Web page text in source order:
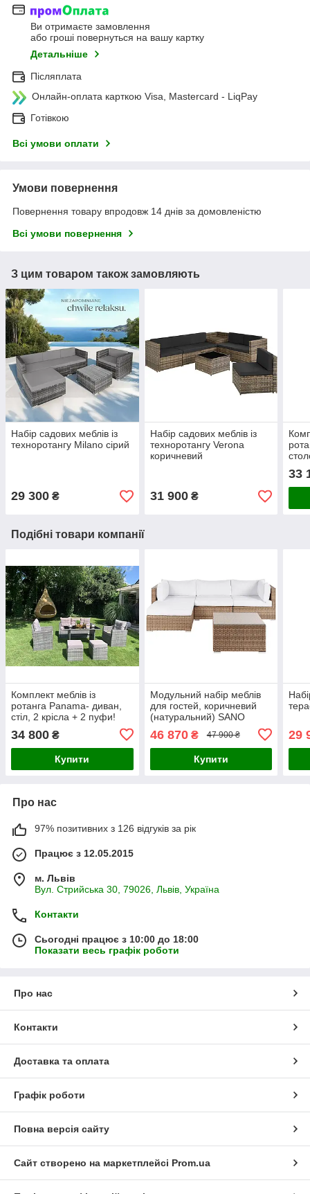
Ви отримаєте замовлення
або гроші повернуться на вашу картку
Детальніше
Післяплата
Онлайн-оплата карткою Visa, Mastercard - LiqPay
Готівкою
Всі умови оплати
Умови повернення
Повернення товару впродовж 14 днів за домовленістю
Всі умови повернення
З цим товаром також замовляють
Набір садових меблів із
техноротангу Milano сірий
29 300 ₴
Набір садових меблів із
техноротангу Verona
коричневий
31 900₴
33
Подібні товари компанії
Комплект меблів із
ротанга Panama- диван,
стіл, 2 крісла + 2 пуфи!
34 800 ₴
Купити
Модульний набір меблів
для гостей, коричневий
(натуральний) SANO
46 870₴ 47 900 ₴
Купити
29
Про нас
97% позитивних з 126 відгуків за рік
Працює з 12.05.2015
м. Львів
Вул. Стрийська 30, 79026, Львів, Україна
Контакти
Сьогодні працює з 10:00 до 18:00
Показати весь графік роботи
Про нас
Контакти
Доставка та оплата
Графік роботи
Повна версія сайту
Сайт створено на маркетплейсі Prom.ua